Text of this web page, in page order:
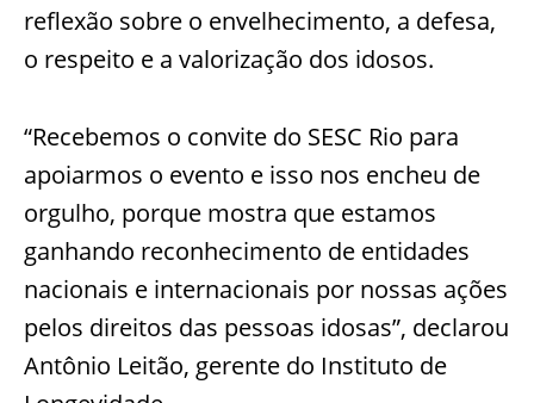
reflexão sobre o envelhecimento, a defesa,
o respeito e a valorização dos idosos.
“Recebemos o convite do SESC Rio para
apoiarmos o evento e isso nos encheu de
orgulho, porque mostra que estamos
ganhando reconhecimento de entidades
nacionais e internacionais por nossas ações
pelos direitos das pessoas idosas”, declarou
Antônio Leitão, gerente do Instituto de